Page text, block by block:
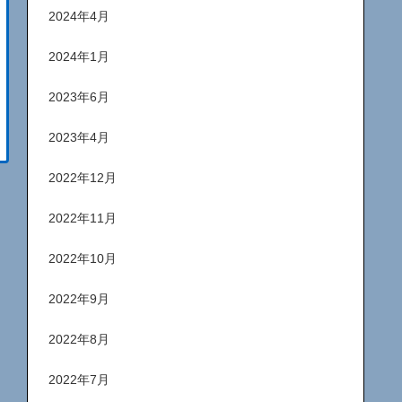
2024年4月
2024年1月
2023年6月
2023年4月
2022年12月
2022年11月
2022年10月
2022年9月
2022年8月
2022年7月